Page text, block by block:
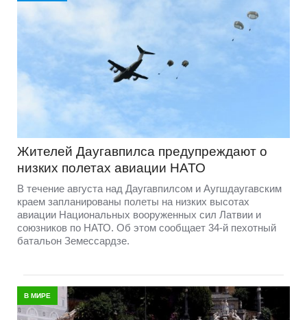
Жителей Даугавпилса предупреждают о
низких полетах авиации НАТО
В течение августа над Даугавпилсом и Аугшдаугавским
краем запланированы полеты на низких высотах
авиации Национальных вооруженных сил Латвии и
союзников по НАТО. Об этом сообщает 34-й пехотный
батальон Земессардзе.
В МИРЕ